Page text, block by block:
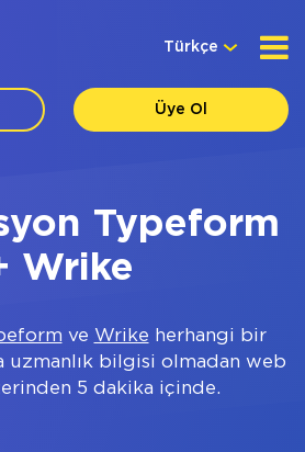
Türkçe
Üye Ol
Typeform
Wrike
ve Wrike herhangi bir
uzmanlık bilgisi olmadan web
5 dakika içinde.